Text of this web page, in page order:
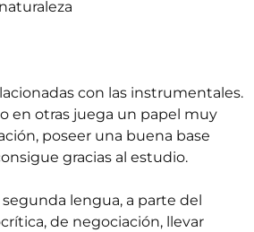
con las instrumentales.
en otras juega un papel muy
poseer una buena base
gracias al estudio.
lengua, a parte del
de negociación, llevar